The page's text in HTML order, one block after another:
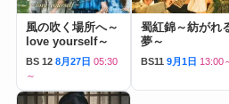
風の吹く場所へ～
love yourself～
BS 12 8月27日 05:30
～
蜀紅錦～紡がれ
夢～
BS11 9月1日 13:00